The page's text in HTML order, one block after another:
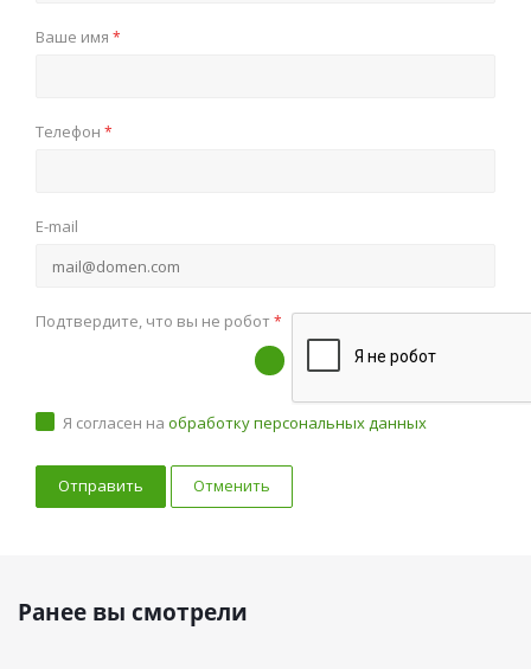
Ваше имя *
Телефон *
E-mail
Подтвердите, что вы не робот*
Я согласен на обработку персональных данных
Отменить
Ранее вы смотрели